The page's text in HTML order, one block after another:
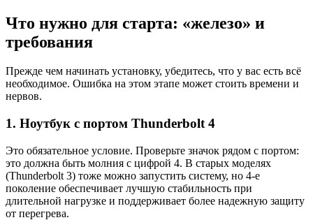
Что нужно для старта: «железо» и
требования
Прежде чем начинать установку, убедитесь, что у вас есть всё
необходимое. Ошибка на этом этапе может стоить времени и
нервов.
1. Ноутбук с портом Thunderbolt 4
Это обязательное условие. Проверьте значок рядом с портом:
это должна быть молния с цифрой 4. В старых моделях
(Thunderbolt 3) тоже можно запустить систему, но 4-е
поколение обеспечивает лучшую стабильность при
длительной нагрузке и поддерживает более надежную защиту
от перегрева.